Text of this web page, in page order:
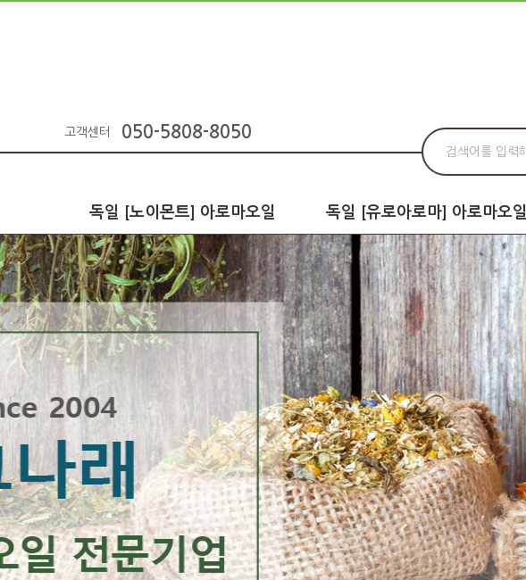
고객센터 050-5808-8050
독일 [노이몬트] 아로마오일 독일 [유로아로마] 아로마오일